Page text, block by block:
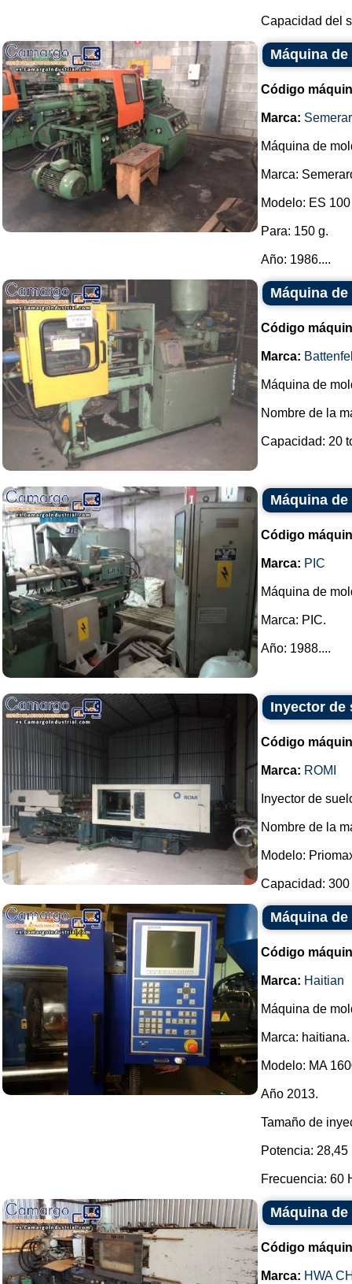
Capacidad del
Máquina
Código
Marca:
Máquina de
Marca:
Modelo: ES
Para: 150 g.
Año: 1986....
Máquina
Código
Marca:
Máquina de
Nombre de la
Capacidad: 20
Máquina
Código
Marca: PIC
Máquina de
Marca: PIC.
Año: 1988....
Inyector de
Código
Marca: ROMI
Inyector de
Nombre de la
Modelo:
Capacidad:
Máquina
Código
Marca: Haitian
Máquina de
Marca: haitiana.
Modelo: MA
Año 2013.
Tamaño de
Potencia: 28,45
Frecuencia: 60
Máquina
Código
Marca: HWA